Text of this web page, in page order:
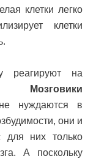
клетки легко
клетки
реагируют на
Мозговики
не нуждаются в
они и
для них только
А поскольку